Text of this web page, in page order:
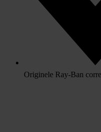
Originele Ray-Ban